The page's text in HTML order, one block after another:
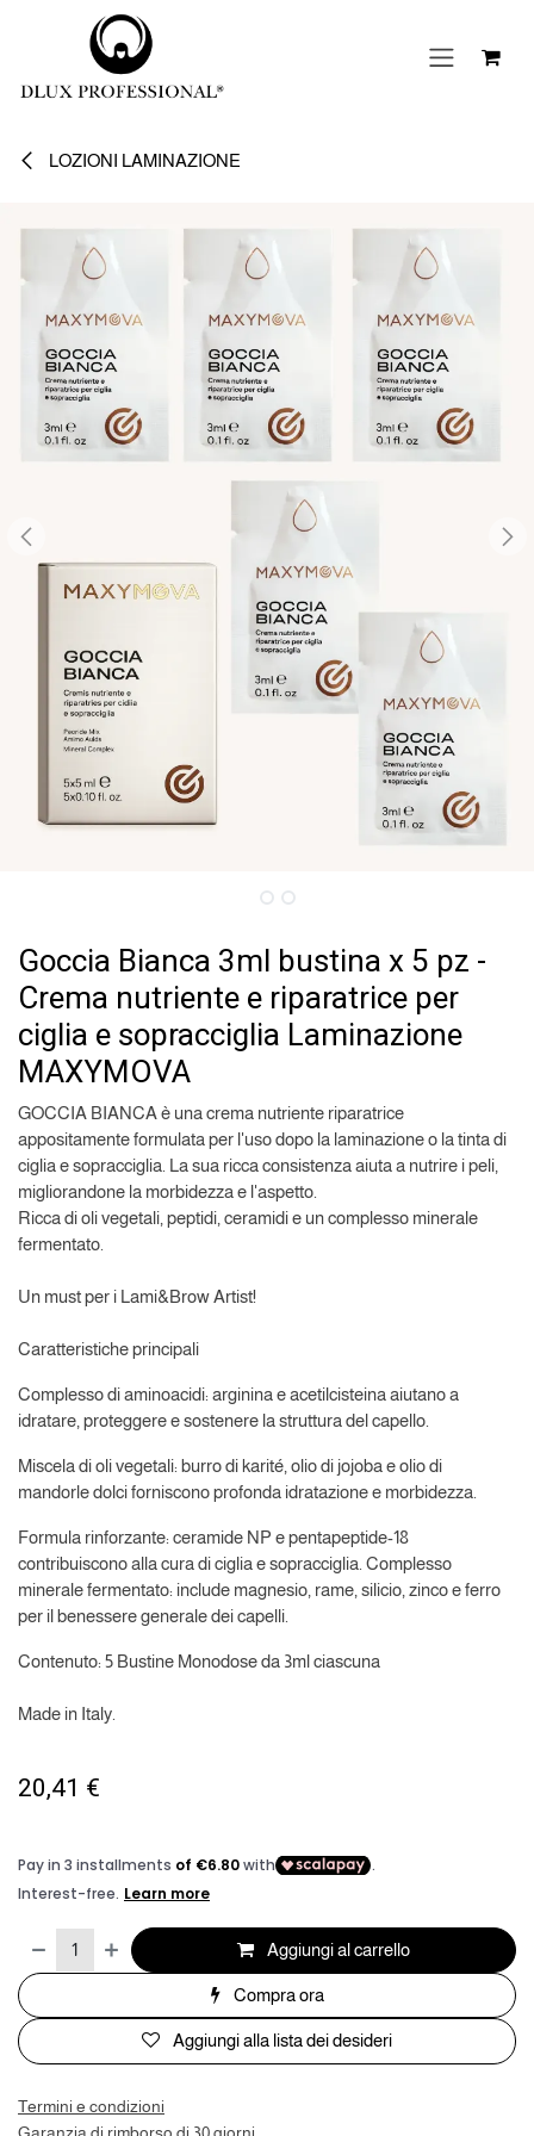
Passa al contenuto
LOZIONI LAMINAZIONE
Goccia Bianca 3ml bustina x 5 pz -
Crema nutriente e riparatrice per
ciglia e sopracciglia Laminazione
MAXYMOVA
GOCCIA BIANCA è una crema nutriente riparatrice
appositamente formulata per l'uso dopo la laminazione o la tinta di
ciglia e sopracciglia. La sua ricca consistenza aiuta a nutrire i peli,
migliorandone la morbidezza e l'aspetto.
Ricca di oli vegetali, peptidi, ceramidi e un complesso minerale
fermentato.
Un must per i Lami&Brow Artist!
Caratteristiche principali
Complesso di aminoacidi: arginina e acetilcisteina aiutano a
idratare, proteggere e sostenere la struttura del capello.
Miscela di oli vegetali: burro di karité, olio di jojoba e olio di
mandorle dolci forniscono profonda idratazione e morbidezza.
Formula rinforzante: ceramide NP e pentapeptide-18
contribuiscono alla cura di ciglia e sopracciglia. Complesso
minerale fermentato: include magnesio, rame, silicio, zinco e ferro
per il benessere generale dei capelli.
Contenuto: 5 Bustine Monodose da 3ml ciascuna
Made in Italy.
20,41 €
Aggiungi al carrello
Compra ora
Aggiungi alla lista dei desideri
Termini e condizioni
Garanzia di rimborso di 30 giorni